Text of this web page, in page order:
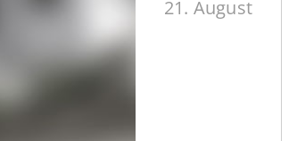
21. August